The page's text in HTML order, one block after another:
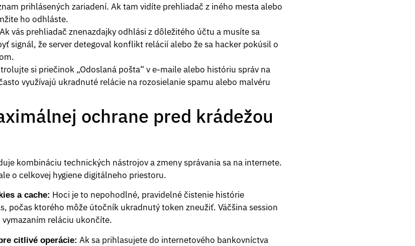
prihlásených zariadení. Ak tam vidíte prehliadač z iného mesta alebo
ho odhláste.
Ak vás prehliadač znenazdajky odhlási z dôležitého účtu a musíte sa
signál, že server detegoval konflikt relácií alebo že sa hacker pokúsil o
si priečinok „Odoslaná pošta“ v e-maile alebo históriu správ na
využívajú ukradnuté relácie na rozosielanie spamu alebo malvéru
ochrane pred krádežou
kombináciu technických nástrojov a zmeny správania sa na internete.
o celkovej hygiene digitálneho priestoru.
a cache: Hoci je to nepohodlné, pravidelné čistenie histórie
počas ktorého môže útočník ukradnutý token zneužiť. Väčšina session
reláciu ukončíte.
citlivé operácie: Ak sa prihlasujete do internetového bankovníctva